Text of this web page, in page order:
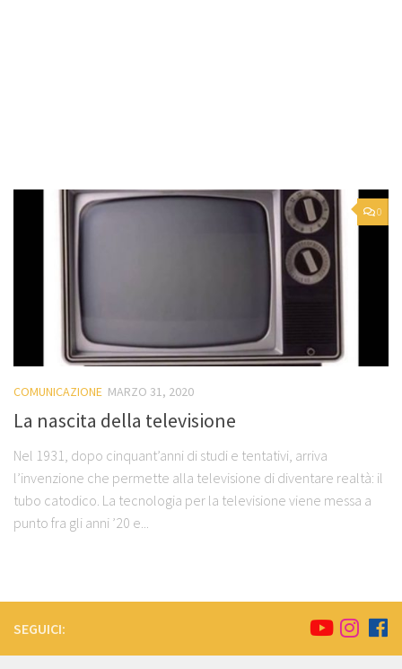
0
COMUNICAZIONE MARZO 31, 2020
La nascita della televisione
Nel 1931, dopo cinquant’anni di studi e tentativi, arriva
l’invenzione che permette alla televisione di diventare realtà: il
tubo catodico. La tecnologia per la televisione viene messa a
punto fra gli anni ’20 e...
SEGUICI: